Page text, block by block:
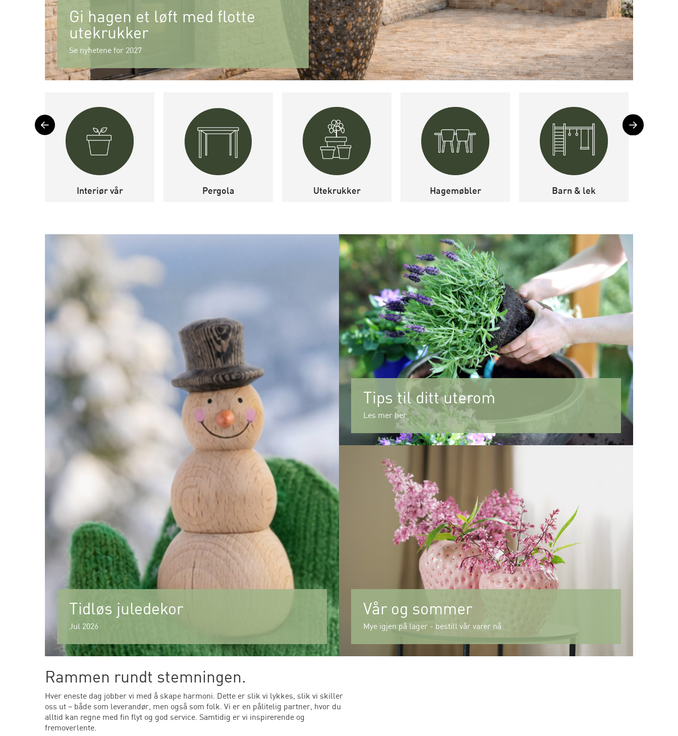
Gi hagen et løft med flotte
utekrukker
Se nyhetene for 2027
Interiør vår Pergola Utekrukker Hagemøbler Barn & lek
Tidløs juledekor
Jul 2026
Tips til ditt uterom
Les mer her
Vår og sommer
Mye igjen på lager - bestill vår varer nå
Rammen rundt stemningen.
Hver eneste dag jobber vi med å skape harmoni. Dette er slik vi lykkes, slik vi skiller
oss ut – både som leverandør, men også som folk. Vi er en pålitelig partner, hvor du
alltid kan regne med fin flyt og god service. Samtidig er vi inspirerende og
fremoverlente.